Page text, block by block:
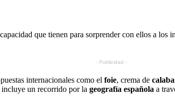
que tienen para sorprender con ellos a
- Publicidad -
internacionales como el foie, crema de
un recorrido por la geografía española a